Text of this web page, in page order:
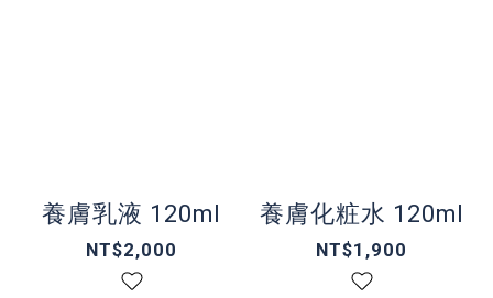
養膚乳液 120ml
NT$2,000
養膚化粧水 120ml
NT$1,900